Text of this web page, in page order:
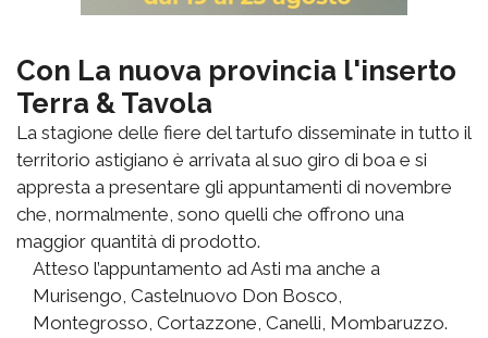
Con La nuova provincia l'inserto
Terra & Tavola
La stagione delle fiere del tartufo disseminate in tutto il
territorio astigiano è arrivata al suo giro di boa e si
appresta a presentare gli appuntamenti di novembre
che, normalmente, sono quelli che offrono una
maggior quantità di prodotto.
Atteso l’appuntamento ad Asti ma anche a
Murisengo, Castelnuovo Don Bosco,
Montegrosso, Cortazzone, Canelli, Mombaruzzo.